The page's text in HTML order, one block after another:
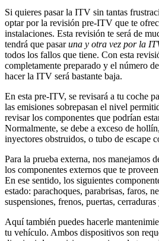
Si quieres pasar la ITV sin tantas
optar por la revisión pre-ITV que te
instalaciones. Esta revisión te será de
tendrá que pasaruna y otra vez por la
todos los fallos que tiene. Con esta
completamente preparado y el número
hacer la ITV será bastante baja.
En esta pre-ITV, se revisará a tu coche
las emisiones sobrepasan el nivel
revisar los componentes que podrían
Normalmente, se debe a exceso de
inyectores obstruidos, o tubo de escape
Para la prueba externa, nos manejamos
los componentes externos que te
En ese sentido, los siguientes
estado: parachoques, parabrisas, faros,
suspensiones, frenos, puertas,
Aquí también puedes hacerle
tu vehículo. Ambos dispositivos son